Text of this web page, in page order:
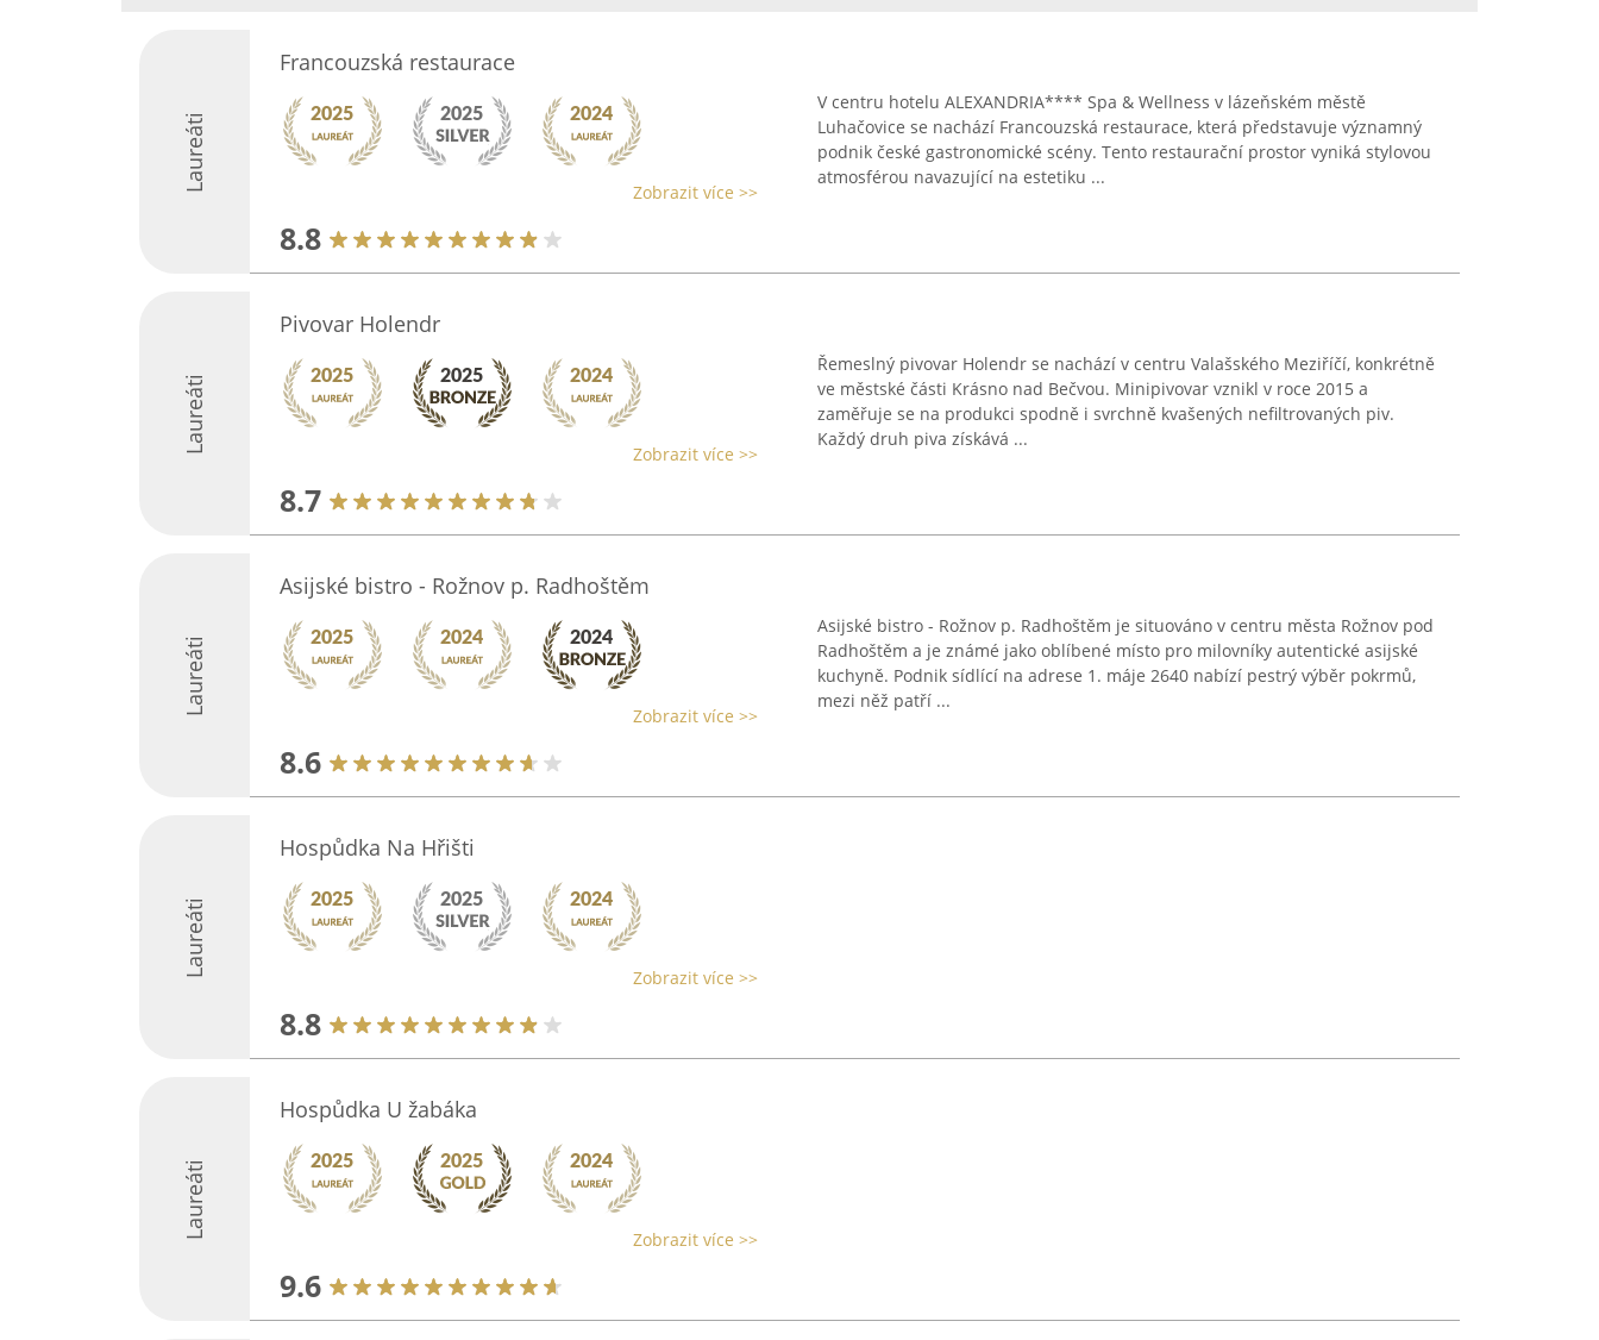
Laureáti
Francouzská restaurace
Zobrazit více >>
8.8
V centru hotelu ALEXANDRIA**** Spa & Wellness v lázeňském městě
Luhačovice se nachází Francouzská restaurace, která představuje významný
podnik české gastronomické scény. Tento restaurační prostor vyniká stylovou
atmosférou navazující na estetiku ...
Laureáti
Pivovar Holendr
Zobrazit více >>
8.7
Řemeslný pivovar Holendr se nachází v centru Valašského Meziříčí, konkrétně
ve městské části Krásno nad Bečvou. Minipivovar vznikl v roce 2015 a
zaměřuje se na produkci spodně i svrchně kvašených nefiltrovaných piv.
Každý druh piva získává ...
Laureáti
Asijské bistro - Rožnov p. Radhoštěm
Zobrazit více >>
8.6
Asijské bistro - Rožnov p. Radhoštěm je situováno v centru města Rožnov pod
Radhoštěm a je známé jako oblíbené místo pro milovníky autentické asijské
kuchyně. Podnik sídlící na adrese 1. máje 2640 nabízí pestrý výběr pokrmů,
mezi něž patří ...
Laureáti
Hospůdka Na Hřišti
Zobrazit více >>
8.8
Laureáti
Hospůdka U žabáka
Zobrazit více >>
9.6